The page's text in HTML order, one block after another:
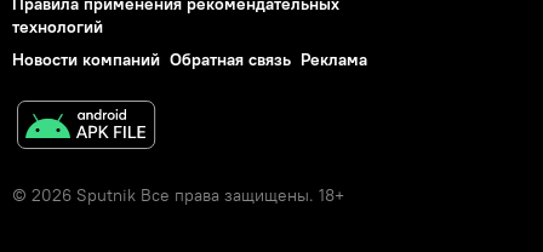
технологий
Новости компаний Обратная связь Реклама
© 2026 Sputnik Все права защищены. 18+